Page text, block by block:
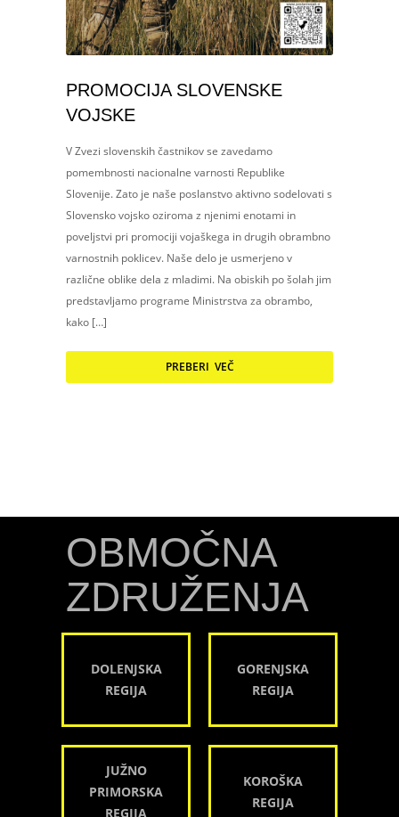
PROMOCIJA SLOVENSKE
VOJSKE
V Zvezi slovenskih častnikov se zavedamo
pomembnosti nacionalne varnosti Republike
Slovenije. Zato je naše poslanstvo aktivno sodelovati s
Slovensko vojsko oziroma z njenimi enotami in
poveljstvi pri promociji vojaškega in drugih obrambno
varnostnih poklicev. Naše delo je usmerjeno v
različne oblike dela z mladimi. Na obiskih po šolah jim
predstavljamo programe Ministrstva za obrambo,
kako […]
PREBERI VEČ
OBMOČNA
ZDRUŽENJA
DOLENJSKA
REGIJA
GORENJSKA
REGIJA
JUŽNO
PRIMORSKA
REGIJA
KOROŠKA
REGIJA